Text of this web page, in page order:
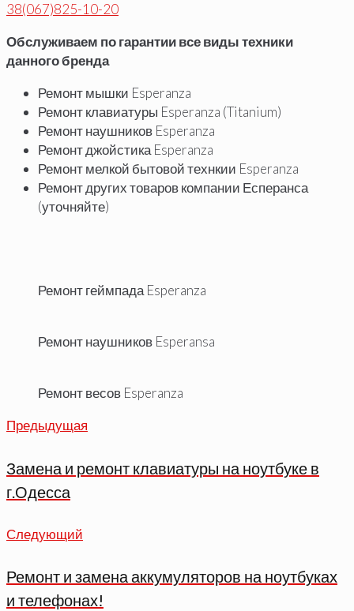
38(067)825-10-20
Обслуживаем по гарантии все виды техники
данного бренда
Ремонт мышки Esperanza
Ремонт клавиатуры Esperanza (Titanium)
Ремонт наушников Esperanza
Ремонт джойстика Esperanza
Ремонт мелкой бытовой технкии Esperanza
Ремонт других товаров компании Есперанса
(уточняйте)
Ремонт геймпада Esperanza
Ремонт наушников Esperansa
Ремонт весов Esperanza
Навигация
записям
Предыдущая
Предыдущая
Замена и ремонт клавиатуры на ноутбуке в
г.Одесса
Следующий
Следующий
Ремонт и замена аккумуляторов на ноутбуках
и телефонах!